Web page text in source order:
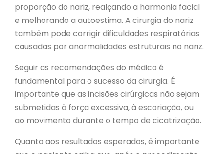
proporção do nariz, realçando a harmonia facial
e melhorando a autoestima. A cirurgia do nariz
também pode corrigir dificuldades respiratórias
causadas por anormalidades estruturais no nariz.
Seguir as recomendações do médico é
fundamental para o sucesso da cirurgia. É
importante que as incisões cirúrgicas não sejam
submetidas à força excessiva, à escoriação, ou
ao movimento durante o tempo de cicatrização.
Quanto aos resultados esperados, é importante